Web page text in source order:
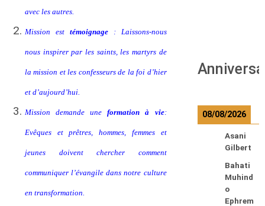
avec les autres.
Mission est témoignage: Laissons-nous
nous inspirer par les saints, les martyrs de
la mission et les confesseurs de la foi d’hier
et d’aujourd’hui.
Mission demande uneformation à vie:
Evêques et prêtres, hommes, femmes et
jeunes doivent chercher comment
communiquer l’évangile dans notre culture
en transformation.
08/08/2026
Asani
Gilbert
Bahati
Muhind
o
Ephrem